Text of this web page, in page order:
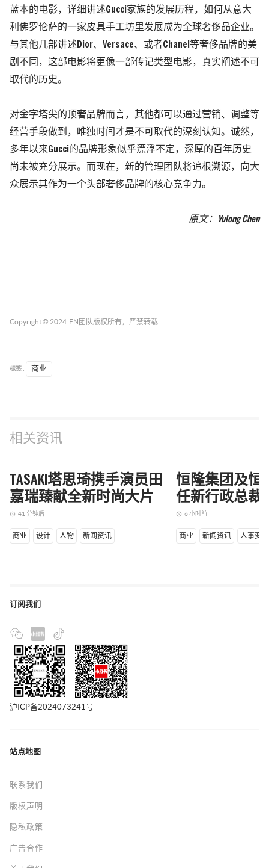
蓝本的电影，详细讲述Gucci家族的发展历程，如何从意大
利佛罗伦萨的一家皮具手工坊里发展成为全球奢侈品企业。
与其他几部讲述Dior、Versace、或者Chanel等奢侈品牌的美
剧不同，这部电影将更像一部传记类型电影，真实阐述不可
取代的历史。
对金字塔尖的顶奢品牌而言，其他都可以通过营销、调整等
经营手段做到，唯独时间才是不可取代的深刻认知。诚然，
多年以来Gucci的品牌形象似乎漂浮不定，深厚的百年历史
尚未被充分展示。而现在，新的管理团队将追根溯源，向大
众展示其作为一个头部奢侈品牌的核心竞争力。
原文： Yulong Chen
Copyright © 2024 FN团队 版权所有，严禁转载.
标签 : 商业
相关资讯
TASAKI塔思琦携手演员田
嘉瑞臻献全新时尚大片
access_time 41 分钟后
商业 设计 人物 新闻资讯
沪ICP备2024073241号